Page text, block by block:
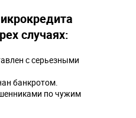
случаях:
с серьезными
банкротом.
по чужим